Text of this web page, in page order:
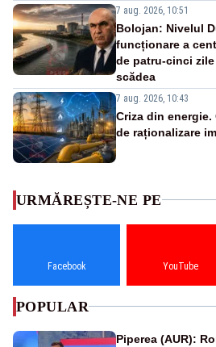
7 aug. 2026, 10:51
Bolojan: Nivelul
funcționare a
de patru-cinci
scădea
7 aug. 2026, 10:43
Criza din
de raționalizare
URMĂREȘTE-NE PE
Facebook YouTube
POPULAR
Piperea (AUR):